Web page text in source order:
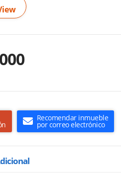
Recomendar inmueble
por correo electrónico